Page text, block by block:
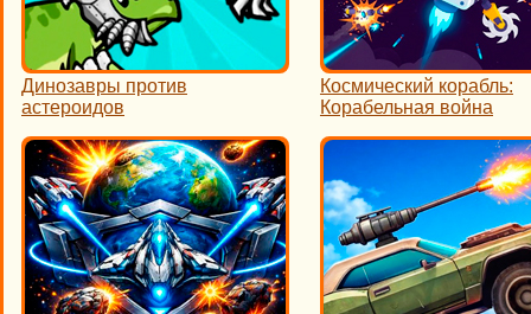
Динозавры против
астероидов
Космический корабль:
Корабельная война